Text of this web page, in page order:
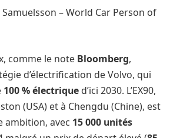
Samuelsson – World Car Person of
comme le note Bloomberg,
d’électrification de Volvo, qui
100 % électrique d’ici 2030. L’EX90,
(USA) et à Chengdu (Chine), est
ambition, avec 15 000 unités